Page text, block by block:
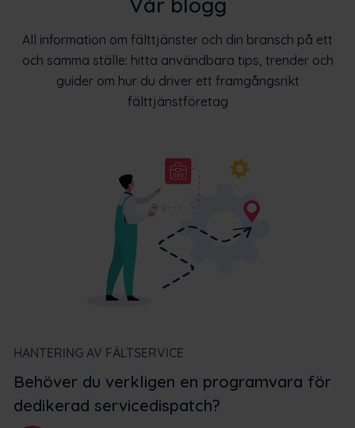
All information om fälttjänster och din bransch på ett
och samma ställe: hitta användbara tips, trender och
guider om hur du driver ett framgångsrikt
fälttjänstföretag
HANTERING AV FÄLTSERVICE
Behöver du verkligen en programvara för
dedikerad servicedispatch?